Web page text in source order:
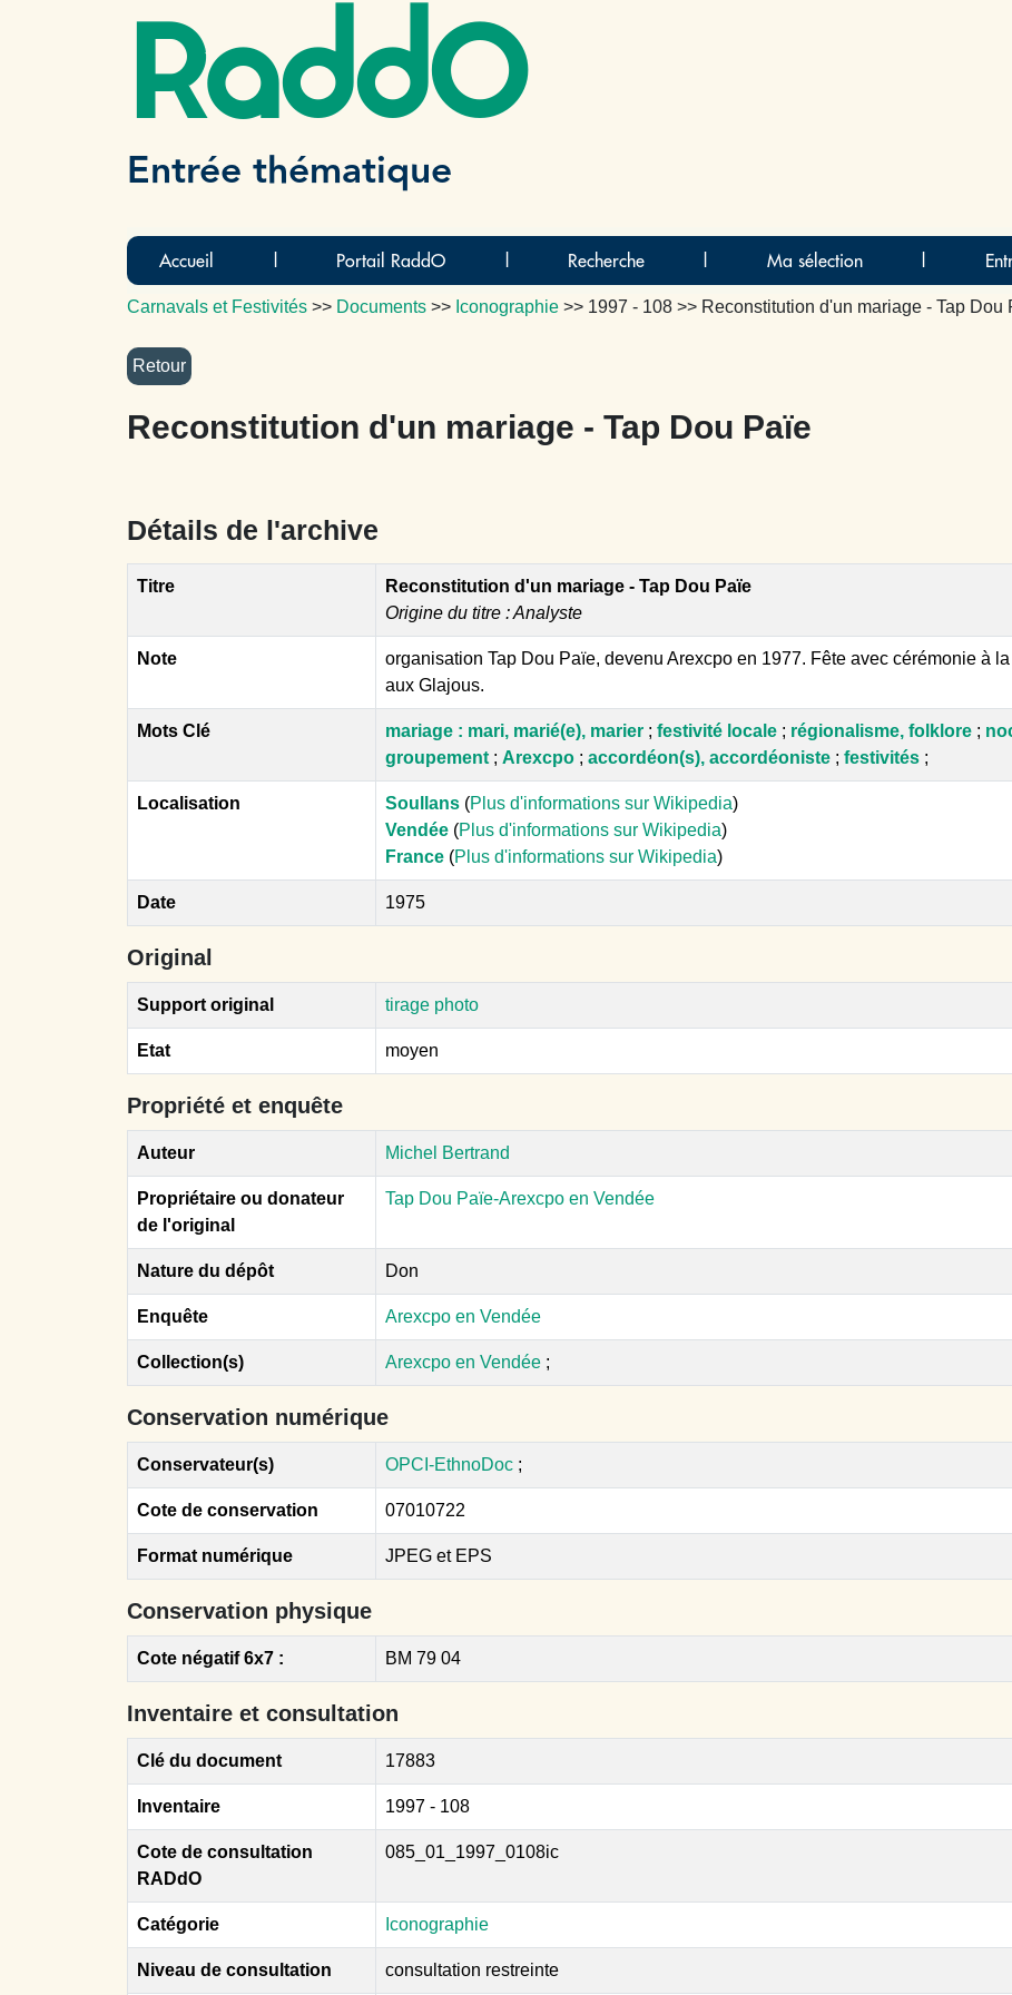
RaddO
Entrée thématique
Accueil Portail RaddO Recherche Ma sélection
Carnavals et Festivités >> Documents >> Iconographie >> 1997 - 108 >> Reconstitution d'un mariage - Tap Dou
Reconstitution d'un mariage - Tap Dou Païe
Détails de l'archive
Titre
Reconstitution d'un mariage - Tap Dou Païe
Origine du titre : Analyste
Note
organisation Tap Dou Païe, devenu Arexcpo en 1977. Fête avec cérémonie à
aux Glajous.
Mots Clé mariage : mari, marié(e), marier ; festivité locale ; régionalisme, folklore ;
groupement ; Arexcpo ; accordéon(s), accordéoniste ; festivités ;
Localisation Soullans (Plus d'informations sur Wikipedia)
Vendée (Plus d'informations sur Wikipedia)
France (Plus d'informations sur Wikipedia)
Date 1975
Original
Support original tirage photo
Etat moyen
Propriété et enquête
Auteur Michel Bertrand
Propriétaire ou donateur
de l'original
Tap Dou Païe-Arexcpo en Vendée
Nature du dépôt Don
Enquête Arexcpo en Vendée
Collection(s) Arexcpo en Vendée ;
Conservation numérique
Conservateur(s) OPCI-EthnoDoc ;
Cote de conservation 07010722
Format numérique JPEG et EPS
Conservation physique
Cote négatif 6x7 : BM 79 04
Inventaire et consultation
Clé du document 17883
Inventaire 1997 - 108
Cote de consultation
RADdO
085_01_1997_0108ic
Catégorie Iconographie
Niveau de consultation consultation restreinte